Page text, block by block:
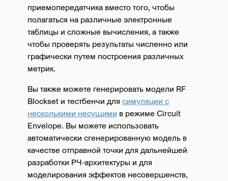
приемопередатчика вместо того, чтобы
полагаться на различные электронные
таблицы и сложные вычисления, а также
чтобы проверять результаты численно или
графически путем построения различных
метрик.
Вы также можете генерировать модели RF
Blockset и тестбенчи для симуляции с
несколькими несущими в режиме Circuit
Envelope. Вы можете использовать
автоматически сгенерированную модель в
качестве отправной точки для дальнейшей
разработки РЧ-архитектуры и для
моделирования эффектов несовершенств,